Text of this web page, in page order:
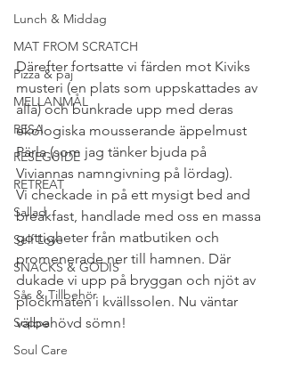
Lunch & Middag
MAT FROM SCRATCH
Pizza & paj
MELLANMÅL
RESA
RESEGUIDE
RETREAT
Sallad
Self Love
SNACKS & GODIS
Sås & Tillbehör
Soppa
Soul Care
Därefter fortsatte vi färden mot Kiviks
musteri (en plats som uppskattades av
alla) och bunkrade upp med deras
ekologiska mousserande äppelmust
Pärla (som jag tänker bjuda på
Viviannas namngivning på lördag).
Vi checkade in på ett mysigt bed and
breakfast, handlade med oss en massa
gottigheter från matbutiken och
promenerade ner till hamnen. Där
dukade vi upp på bryggan och njöt av
plockmaten i kvällssolen. Nu väntar
välbehövd sömn!